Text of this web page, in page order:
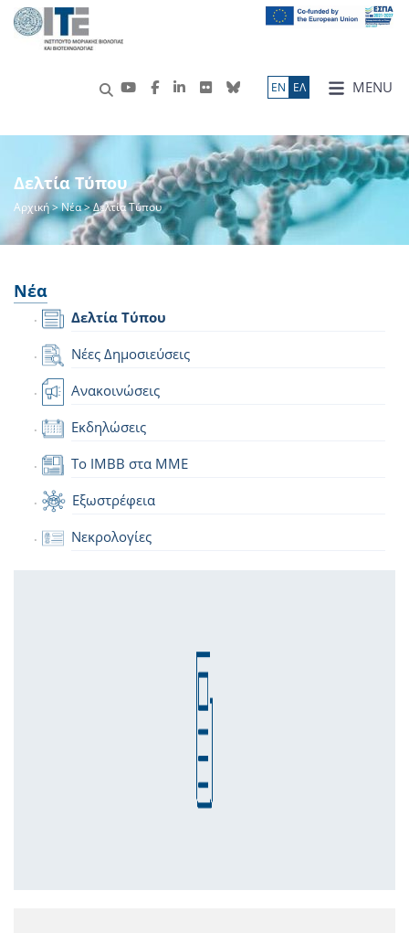
MENU
ΕN ΕΛ
Δελτία Τύπου
Αρχική>Νέα> Δελτία Τύπου
Νέα
Δελτία Τύπου
Νέες Δημοσιεύσεις
Ανακοινώσεις
Εκδηλώσεις
Το IMBB στα ΜΜΕ
Εξωστρέφεια
Νεκρολογίες